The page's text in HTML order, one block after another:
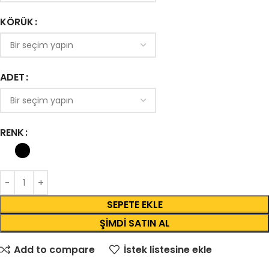
KÖRÜK
ADET
RENK
SEPETE EKLE
ŞIMDI SATIN AL
Add to compare
İstek listesine ekle